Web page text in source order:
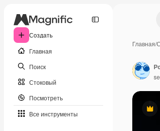
Создать
Главная
Поиск
Стоковый
Посмотреть
Все инструменты
Главная/